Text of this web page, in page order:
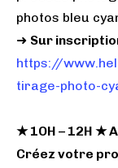
photos bleu
➜ Sur
https://
tirage-photo-
★ 1OH – 12H ★
Créez votre